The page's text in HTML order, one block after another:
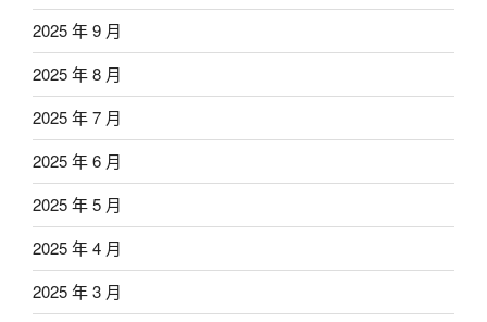
2025 年 9 月
2025 年 8 月
2025 年 7 月
2025 年 6 月
2025 年 5 月
2025 年 4 月
2025 年 3 月